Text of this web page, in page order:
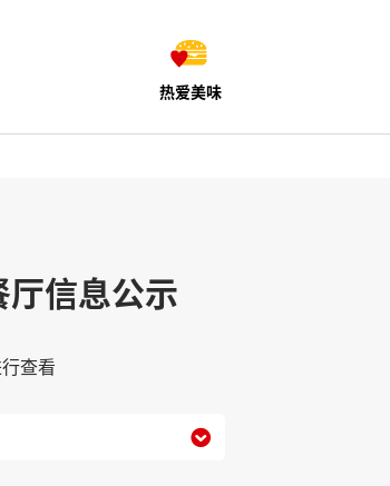
热爱美味
厅信息公示
查看
